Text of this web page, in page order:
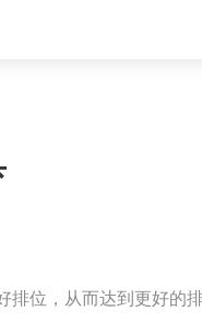
排位，从而达到更好的